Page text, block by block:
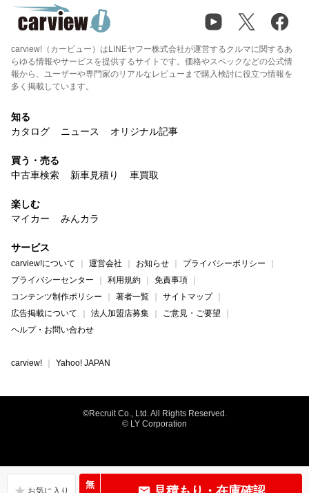
無
carview!（カービュー）はLINEヤフー株式会社が運営するクルマに関するあ
らゆる情報やサービスを提供するサイトです。価格やスペックなどの公式情
報から、ユーザーや専門家のリアルなレビューまで購入検討に役立つ情報を
多く掲載しています。
知る
カタログ
ニュース オリジナル記事
買う・売る
中古車検索
新車見積り 車買取
楽しむ
マイカー
みんカラ
サービス
carview!について 運営会社 お知らせ
プライバシーポリシー
プライバシーセンター
利用規約
免責事項
コンテンツ制作ポリシー
著者一覧
サイトマップ
広告掲載について
法人加盟店募集
ご意見・ご要望
ヘルプ・お問い合わせ
carview! Yahoo! JAPAN
©Recruit Co., Ltd. All Rights Reserved.
© LY Corporation